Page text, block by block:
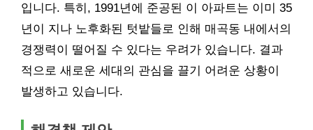
입니다. 특히, 1991년에 준공된 이 아파트는 이미 35
년이 지나 노후화된 텃밭들로 인해 매곡동 내에서의
경쟁력이 떨어질 수 있다는 우려가 있습니다. 결과
적으로 새로운 세대의 관심을 끌기 어려운 상황이
발생하고 있습니다.